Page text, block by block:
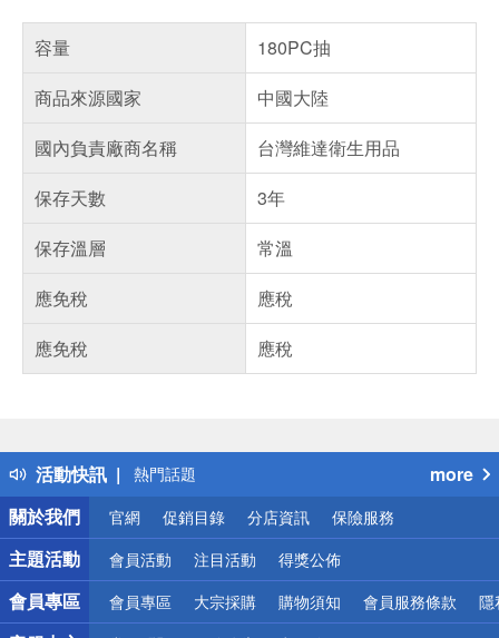
容量
180PC抽
商品來源國家
中國大陸
國內負責廠商名稱
台灣維達衛生用品
保存天數
3年
保存溫層
常溫
應免稅
應稅
應免稅
應稅
活動快訊
得獎公告
熱門話題
銀行優惠
偏遠地區配送
詐騙網頁！請小心！
more
關於我們
官網 促銷目錄 分店資訊 保險服務
主題活動 會員活動 注目活動 得獎公佈
會員專區 會員專區 大宗採購 購物須知 會員服務條款 隱